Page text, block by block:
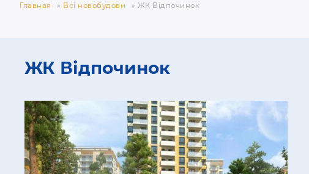
Главная » Всі новобудови » ЖК Відпочинок
ЖК Відпочинок